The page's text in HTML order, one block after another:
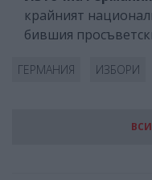
крайният
бившия
ГЕРМАНИЯ ИЗБОРИ